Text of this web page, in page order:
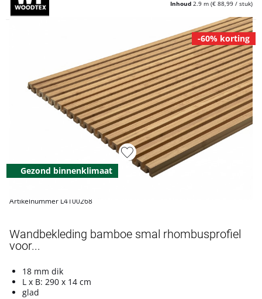
Inhoud 2.9 m (€ 88,99 / stuk)
-60% korting
Gezond binnenklimaat
Artikelnummer L4100268
Wandbekleding bamboe smal rhombusprofiel
voor...
18 mm dik
L x B: 290 x 14 cm
glad